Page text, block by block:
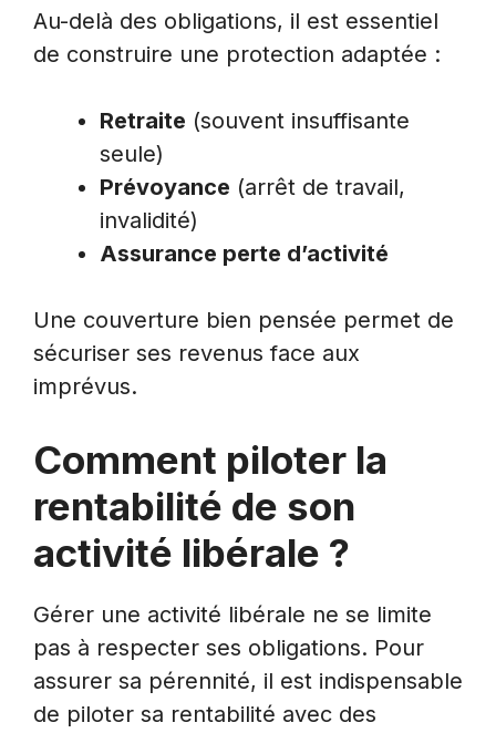
Au-delà des obligations, il est essentiel
de construire une protection adaptée :
Retraite (souvent insuffisante
seule)
Prévoyance (arrêt de travail,
invalidité)
Assurance perte d’activité
Une couverture bien pensée permet de
sécuriser ses revenus face aux
imprévus.
Comment piloter la
rentabilité de son
activité libérale ?
Gérer une activité libérale ne se limite
pas à respecter ses obligations. Pour
assurer sa pérennité, il est indispensable
de piloter sa rentabilité avec des